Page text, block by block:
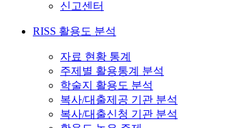
신고센터
RISS 활용도 분석
자료 현황 통계
주제별 활용통계 분석
학술지 활용도 분석
복사/대출제공 기관 분석
복사/대출신청 기관 분석